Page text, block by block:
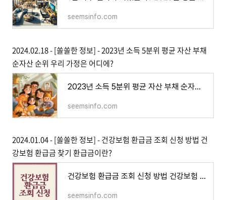
seemsinfo.com
2024.02.18 - [쏠쏠한 정보] - 2023년 소득 5분위 평균 자산 부채
순자산 순위 우리 가정은 어디에?
2023년 소득 5분위 평균 자산 부채 순자산 순위 우리 가정은 어디에?
seemsinfo.com
2024.01.04 - [쏠쏠한 정보] - 건강보험 환급금 조회 신청 방법 건
강보험 환급금 찾기 환급금이란?
건강보험 환급금 조회 신청 방법 건강보험 환급금 찾기 환급금이란?
seemsinfo.com